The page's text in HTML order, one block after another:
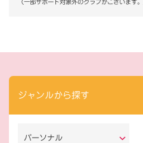
（一部サポート対象外のクラブがございます。
ジャンルから探す
パーソナル